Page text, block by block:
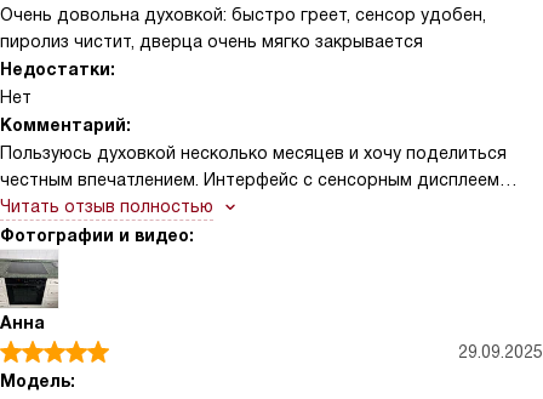
Очень довольна духовкой: быстро греет, сенсор удобен,
пиролиз чистит, дверца очень мягко закрывается
Недостатки:
Нет
Комментарий:
Пользуюсь духовкой несколько месяцев и хочу поделиться
честным впечатлением. Интерфейс с сенсорным дисплеем
отзывчивый, интуитивно понятный — сразу разобралась, хотя
раньше боялась сложной электроники. Быстрый разогрев
реально экономит время: часто включаю её буквально за
полчаса до прихода гостей и уже спокойно готовлю закуски.
Однажды испекла большой бисквит для семейного праздника
— корж поднялся ровно, верх подрумянился равномерно, и
мне даже не пришлось переживать о подгорании по краям.
Отдельно про очистку: пиролитическая функция — настоящее
Читать отзыв полностью
Фотографии и видео:
Анна
29.09.2025
Модель: